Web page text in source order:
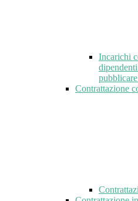
Incarichi
Contrattazione